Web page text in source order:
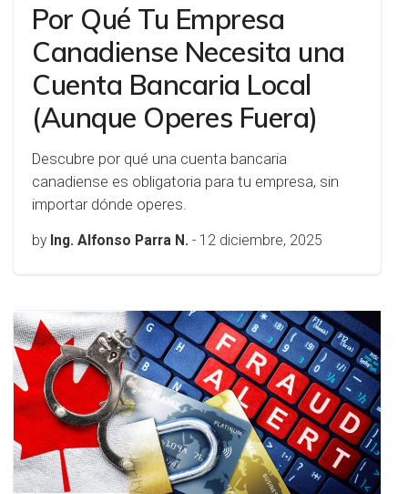
Por Qué Tu Empresa
Canadiense Necesita una
Cuenta Bancaria Local
(Aunque Operes Fuera)
Descubre por qué una cuenta bancaria
canadiense es obligatoria para tu empresa, sin
importar dónde operes.
by Ing. Alfonso Parra N. - 12 diciembre, 2025